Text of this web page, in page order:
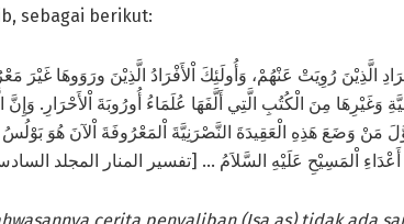
sebagai berikut:
الَّذِيْنَ رُوِيَتْ عَنْهُمْ، وَأُولَئِكَ اْلأَفْرَادُ الَّذِيْنَ ورَوَوهَا غَيْرَ
وَغَيْرِهَا مِنَ الْكُتُبِ الَّتِي أَلَّفَهَا عُلَمَاءُ أُورُوبَةَ اْلأَحْرَارِ.
مَنْ وَضَعَ هَذِهِ الْعَقِيدَةَ النَّصْرَنِيَّةَ اْلمَعْرُوفَةَ اْلآنَ هُوَ بَوْلُسُ
اْلمَسِيْحِ عَلَيْهِ السَّلاَمُ … [تفسير المنار المجلد